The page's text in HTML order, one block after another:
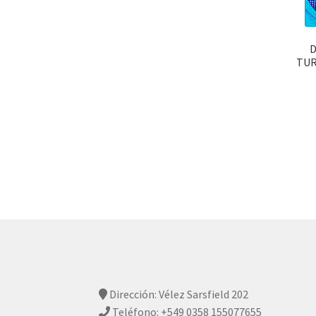
Dirección: Vélez Sarsfield 202
Teléfono: +549 0358 155077655